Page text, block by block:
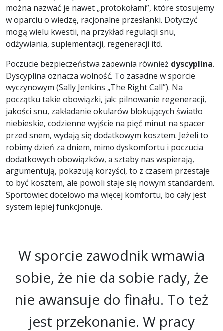
można nazwać je nawet „protokołami”, które stosujemy
w oparciu o wiedzę, racjonalne przesłanki. Dotyczyć
mogą wielu kwestii, na przykład regulacji snu,
odżywiania, suplementacji, regeneracji itd.
Poczucie bezpieczeństwa zapewnia również dyscyplina.
Dyscyplina oznacza wolność. To zasadne w sporcie
wyczynowym (Sally Jenkins „The Right Call”). Na
początku takie obowiązki, jak: pilnowanie regeneracji,
jakości snu, zakładanie okularów blokujących światło
niebieskie, codzienne wyjście na pięć minut na spacer
przed snem, wydają się dodatkowym kosztem. Jeżeli to
robimy dzień za dniem, mimo dyskomfortu i poczucia
dodatkowych obowiązków, a sztaby nas wspierają,
argumentują, pokazują korzyści, to z czasem przestaje
to być kosztem, ale powoli staje się nowym standardem.
Sportowiec docelowo ma więcej komfortu, bo cały jest
system lepiej funkcjonuje.
W sporcie zawodnik wmawia
sobie, że nie da sobie rady, że
nie awansuje do finału. To też
jest przekonanie. W pracy